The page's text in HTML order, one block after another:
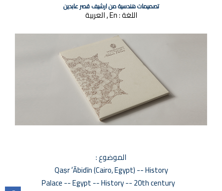
تصميمات هندسية من ارشيف قصر عابدين
اللغة :En , العربية
الموضوع :
Qaṣr ʻĀbidīn (Cairo, Egypt) -- History
Palace -- Egypt -- History -- 20th century